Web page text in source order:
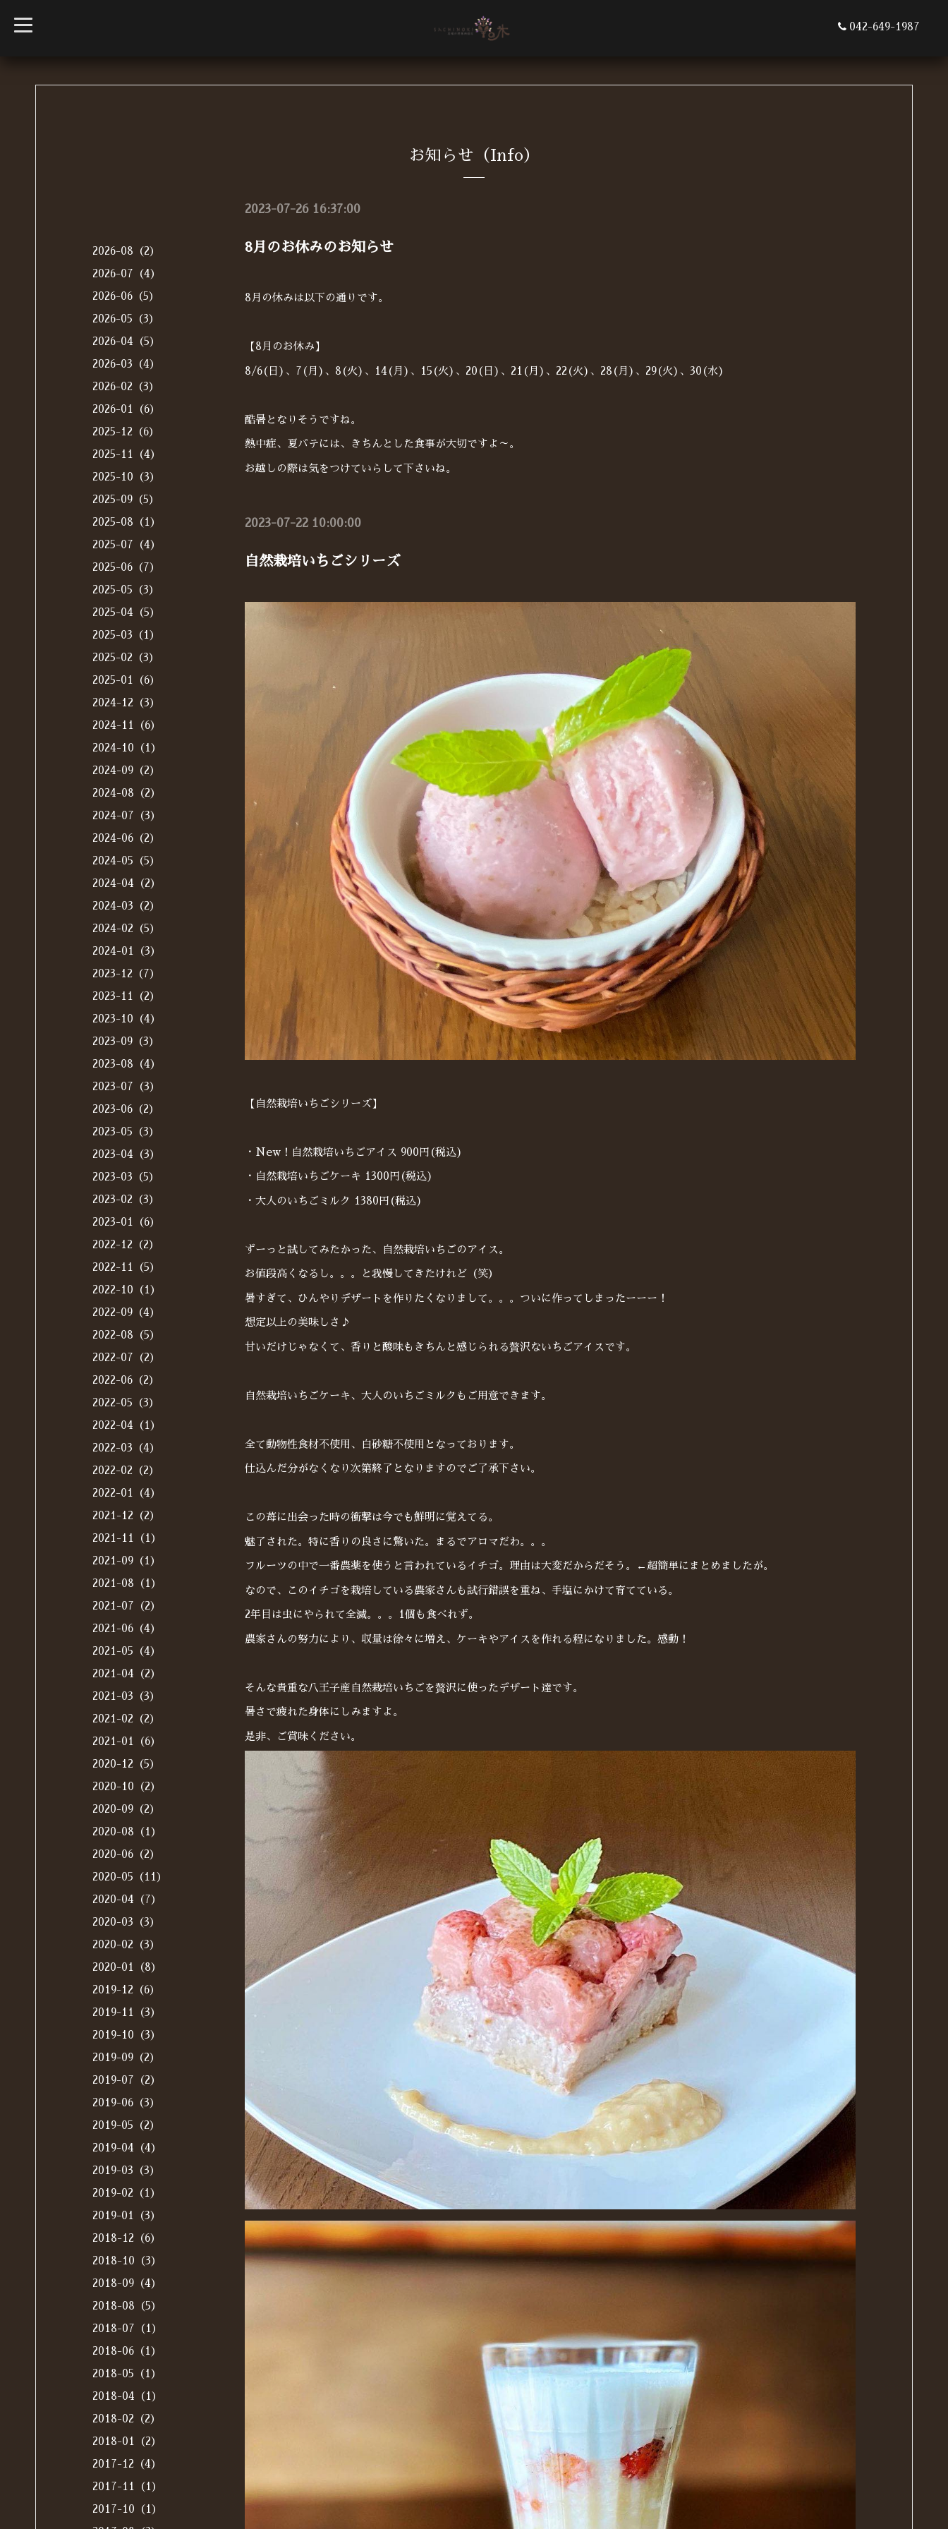
t
o
042-649-1987
お知らせ（Info）
2023-07-26 16:37:00
8月のお休みのお知らせ
8月の休みは以下の通りです。
【8月のお休み】
8/6(日)、7(月)、8(火)、14(月)、15(火)、20(日)、21(月)、22(火)、28(月)、29(火)、30(水)
酷暑となりそうですね。
熱中症、夏バテには、きちんとした食事が大切ですよ～。
お越しの際は気をつけていらして下さいね。
2023-07-22 10:00:00
自然栽培いちごシリーズ
【自然栽培いちごシリーズ】
・New！自然栽培いちごアイス 900円(税込)
・自然栽培いちごケーキ 1300円(税込)
・大人のいちごミルク 1380円(税込)
ずーっと試してみたかった、自然栽培いちごのアイス。
お値段高くなるし。。。と我慢してきたけれど（笑）
暑すぎて、ひんやりデザートを作りたくなりまして。。。ついに作ってしまったーーー！
想定以上の美味しさ♪
甘いだけじゃなくて、香りと酸味もきちんと感じられる贅沢ないちごアイスです。
自然栽培いちごケーキ、大人のいちごミルクもご用意できます。
全て動物性食材不使用、白砂糖不使用となっております。
仕込んだ分がなくなり次第終了となりますのでご了承下さい。
この苺に出会った時の衝撃は今でも鮮明に覚えてる。
魅了された。特に香りの良さに驚いた。まるでアロマだわ。。。
フルーツの中で一番農薬を使うと言われているイチゴ。理由は大変だからだそう。←超簡単にまとめましたが。
なので、このイチゴを栽培している農家さんも試行錯誤を重ね、手塩にかけて育てている。
2年目は虫にやられて全滅。。。1個も食べれず。
農家さんの努力により、収量は徐々に増え、ケーキやアイスを作れる程になりました。感動！
そんな貴重な八王子産自然栽培いちごを贅沢に使ったデザート達です。
暑さで疲れた身体にしみますよ。
是非、ご賞味ください。
2026-08（2）
2026-07（4）
2026-06（5）
2026-05（3）
2026-04（5）
2026-03（4）
2026-02（3）
2026-01（6）
2025-12（6）
2025-11（4）
2025-10（3）
2025-09（5）
2025-08（1）
2025-07（4）
2025-06（7）
2025-05（3）
2025-04（5）
2025-03（1）
2025-02（3）
2025-01（6）
2024-12（3）
2024-11（6）
2024-10（1）
2024-09（2）
2024-08（2）
2024-07（3）
2024-06（2）
2024-05（5）
2024-04（2）
2024-03（2）
2024-02（5）
2024-01（3）
2023-12（7）
2023-11（2）
2023-10（4）
2023-09（3）
2023-08（4）
2023-07（3）
2023-06（2）
2023-05（3）
2023-04（3）
2023-03（5）
2023-02（3）
2023-01（6）
2022-12（2）
2022-11（5）
2022-10（1）
2022-09（4）
2022-08（5）
2022-07（2）
2022-06（2）
2022-05（3）
2022-04（1）
2022-03（4）
2022-02（2）
2022-01（4）
2021-12（2）
2021-11（1）
2021-09（1）
2021-08（1）
2021-07（2）
2021-06（4）
2021-05（4）
2021-04（2）
2021-03（3）
2021-02（2）
2021-01（6）
2020-12（5）
2020-10（2）
2020-09（2）
2020-08（1）
2020-06（2）
2020-05（11）
2020-04（7）
2020-03（3）
2020-02（3）
2020-01（8）
2019-12（6）
2019-11（3）
2019-10（3）
2019-09（2）
2019-07（2）
2019-06（3）
2019-05（2）
2019-04（4）
2019-03（3）
2019-02（1）
2019-01（3）
2018-12（6）
2018-10（3）
2018-09（4）
2018-08（5）
2018-07（1）
2018-06（1）
2018-05（1）
2018-04（1）
2018-02（2）
2018-01（2）
2017-12（4）
2017-11（1）
2017-10（1）